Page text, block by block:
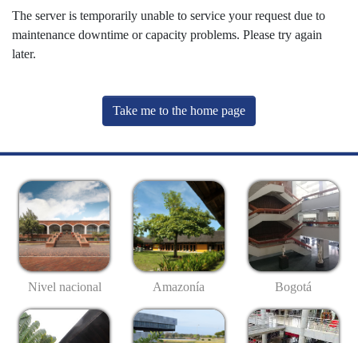
The server is temporarily unable to service your request due to
maintenance downtime or capacity problems. Please try again
later.
Take me to the home page
Nivel nacional Amazonía Bogotá